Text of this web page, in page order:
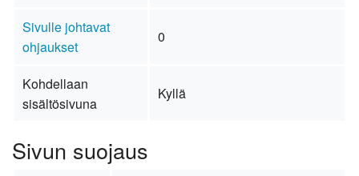
Sivulle johtavat
ohjaukset
0
Kohdellaan
sisältösivuna
Kyllä
Sivun suojaus